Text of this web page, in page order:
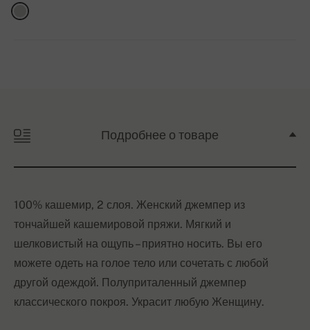
Подробнее о товаре
100% кашемир, 2 слоя. Женский джемпер из
тончайшей кашемировой пряжи. Мягкий и
шелковистый на ощупь – приятно носить. Вы его
можете одеть на голое тело или сочетать с любой
другой одеждой. Полуприталенный джемпер
классического покроя. Украсит любую Женщину.